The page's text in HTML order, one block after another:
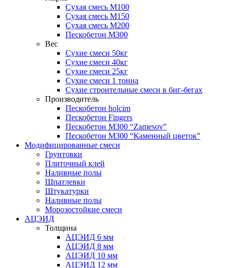
Сухая смесь М100
Сухая смесь М150
Сухая смесь М200
Пескобетон М300
Вес
Сухие смеси 50кг
Сухие смеси 40кг
Сухие смеси 25кг
Сухие смеси 1 тонна
Сухие строительные смеси в биг-бегах
Производитель
Пескобетон holcim
Пескобетон Fingers
Пескобетон М300 “Zamesov”
Пескобетон М300 “Каменный цветок”
Модифицированные смеси
Грунтовки
Плиточный клей
Наливные полы
Шпатлевки
Штукатурки
Наливные полы
Морозостойкие смеси
АЦЭИД
Толщина
АЦЭИД 6 мм
АЦЭИД 8 мм
АЦЭИД 10 мм
АЦЭИД 12 мм